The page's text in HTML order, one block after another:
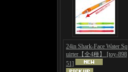
24in Shark-Face Water Sq
uirter【全4種】 [toy-898
51]